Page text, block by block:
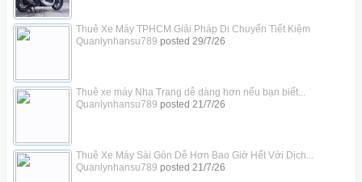
Thuê Xe Máy TPHCM Giải Pháp Di Chuyển Tiết Kiệm
Quanlynhansu789 posted 29/7/26
Thuê xe máy Nha Trang dễ dàng hơn nếu bạn biết...
Quanlynhansu789 posted 21/7/26
Thuê Xe Máy Sài Gòn Dễ Hơn Bao Giờ Hết Với Dịch...
Quanlynhansu789 posted 21/7/26